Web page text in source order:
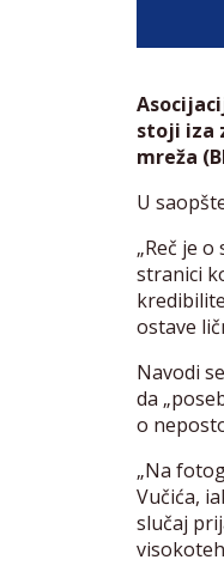
stoji iza
mreža
U
„Reč je
stranici
ostave
Navodi
da
o
„Na
Vučića,
slučaj